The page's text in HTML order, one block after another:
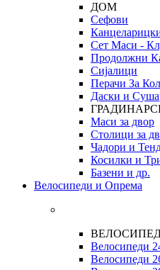
ДОМ
Сефови
Сет Маси -
Продолжни
Сијалици
Перачи За
Даски и
Маси за двор
Столици за
Чадори и
Косилки и
Базени и др.
Велосипеди и Опрема
Велосипеди
Велосипеди